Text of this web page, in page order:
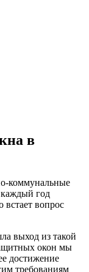
в
коммунальные
год
встает вопрос
выход из такой
окон мы
достижение
требованиям